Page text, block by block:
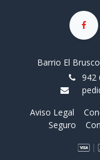
Barrio El
942
Aviso Legal
Seguro